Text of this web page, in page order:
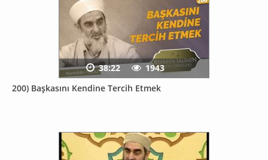
200) Başkasını Kendine Tercih Etmek
38:22 1943